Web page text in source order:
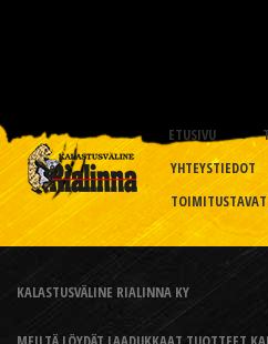
ETUSIVU
YHTEYSTIEDOT
KALASTUSVÄLINE RIALINNA KY